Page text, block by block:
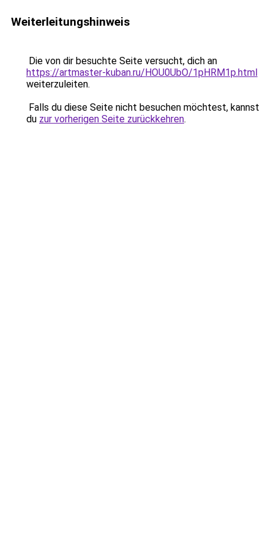
Weiterleitungshinweis
Die von dir besuchte Seite versucht, dich an
https://artmaster-kuban.ru/HOU0UbO/1pHRM1p.html
weiterzuleiten.
Falls du diese Seite nicht besuchen möchtest, kannst
du zur vorherigen Seite zurückkehren.